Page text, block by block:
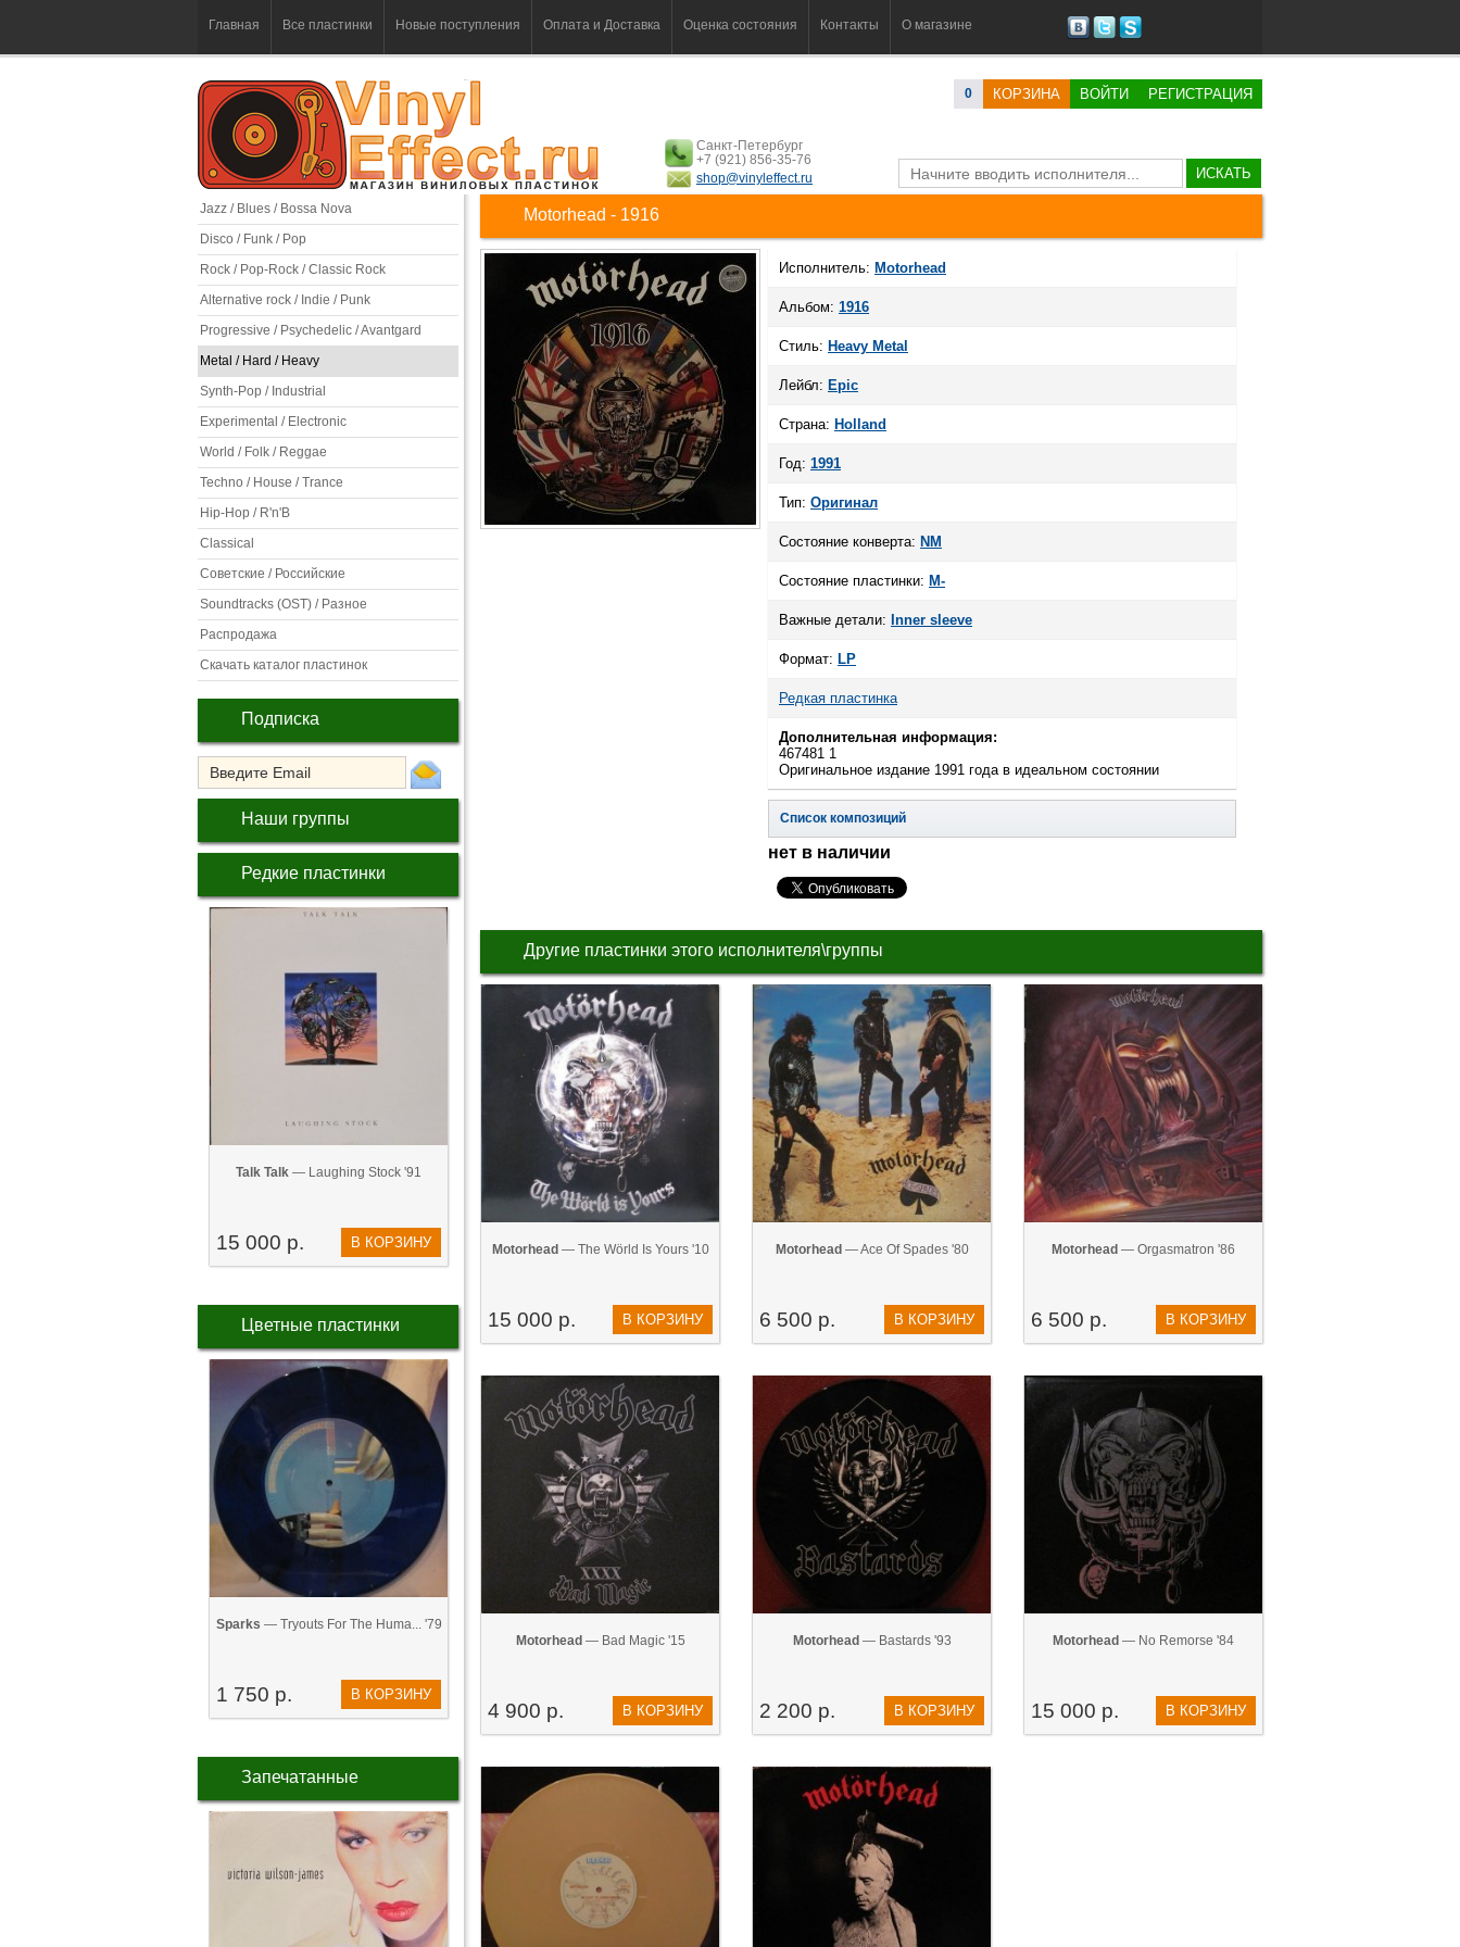
Главная Все пластинки Новые поступления Оплата и Доставка Оценка состояния Контакты О магазине
0 КОРЗИНА ВОЙТИ РЕГИСТРАЦИЯ
Санкт-Петербург
+7 (921) 856-35-76
shop@vinyleffect.ru
ИСКАТЬ
Jazz / Blues / Bossa Nova
Disco / Funk / Pop
Rock / Pop-Rock / Classic Rock
Alternative rock / Indie / Punk
Progressive / Psychedelic / Avantgard
Metal / Hard / Heavy
Synth-Pop / Industrial
Experimental / Electronic
World / Folk / Reggae
Techno / House / Trance
Hip-Hop / R'n'B
Classical
Советские / Российские
Soundtracks (OST) / Разное
Распродажа
Скачать каталог пластинок
Подписка
Наши группы
Редкие пластинки
Talk Talk — Laughing Stock '91
15 000 р. В КОРЗИНУ
Цветные пластинки
Sparks — Tryouts For The Huma... '79
1 750 р. В КОРЗИНУ
Запечатанные
Motorhead - 1916
Исполнитель: Motorhead
Альбом: 1916
Стиль: Heavy Metal
Лейбл: Epic
Страна: Holland
Год: 1991
Тип: Оригинал
Состояние конверта: NM
Состояние пластинки: M-
Важные детали: Inner sleeve
Формат: LP
Редкая пластинка
Дополнительная информация:
467481 1
Оригинальное издание 1991 года в идеальном состоянии
Список композиций
нет в наличии
Другие пластинки этого исполнителя\группы
Motorhead — The Wörld Is Yours '10
15 000 р. В КОРЗИНУ
Motorhead — Ace Of Spades '80
6 500 р. В КОРЗИНУ
Motorhead — Orgasmatron '86
6 500 р. В КОРЗИНУ
Motorhead — Bad Magic '15
4 900 р. В КОРЗИНУ
Motorhead — Bastards '93
2 200 р. В КОРЗИНУ
Motorhead — No Remorse '84
15 000 р. В КОРЗИНУ